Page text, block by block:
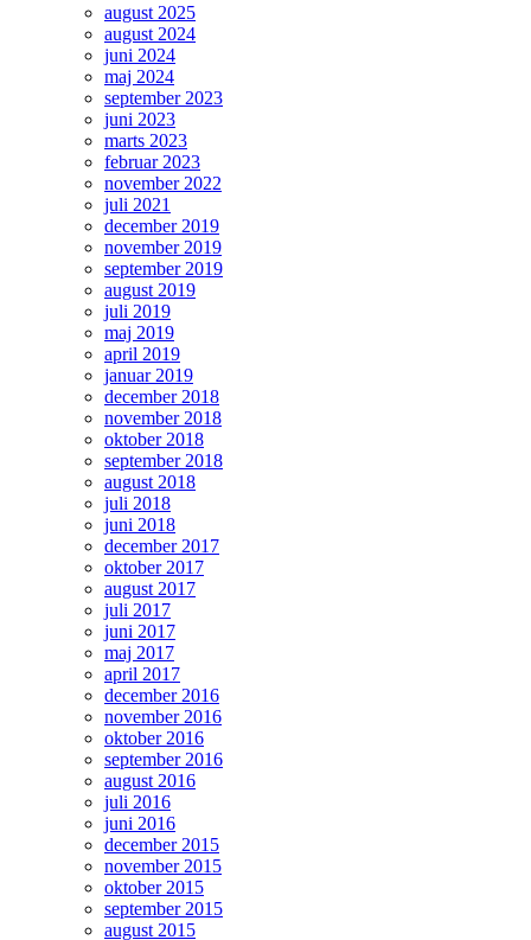
august 2025
august 2024
juni 2024
maj 2024
september 2023
juni 2023
marts 2023
februar 2023
november 2022
juli 2021
december 2019
november 2019
september 2019
august 2019
juli 2019
maj 2019
april 2019
januar 2019
december 2018
november 2018
oktober 2018
september 2018
august 2018
juli 2018
juni 2018
december 2017
oktober 2017
august 2017
juli 2017
juni 2017
maj 2017
april 2017
december 2016
november 2016
oktober 2016
september 2016
august 2016
juli 2016
juni 2016
december 2015
november 2015
oktober 2015
september 2015
august 2015